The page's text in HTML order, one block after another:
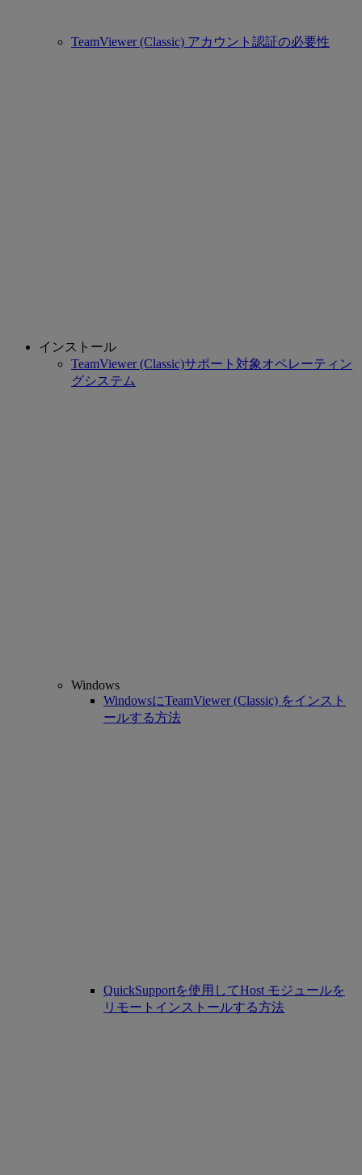
TeamViewer (Classic) アカウント認証の必要性
インストール
TeamViewer (Classic)サポート対象オペレーティン
グシステム
Windows
WindowsにTeamViewer (Classic) をインスト
ールする方法
QuickSupportを使用してHost モジュールを
リモートインストールする方法